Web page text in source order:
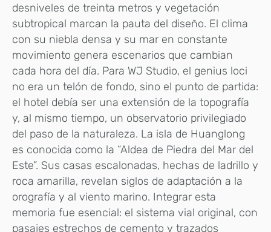
desniveles de treinta metros y vegetación
subtropical marcan la pauta del diseño. El clima
con su niebla densa y su mar en constante
movimiento genera escenarios que cambian
cada hora del día. Para WJ Studio, el genius loci
no era un telón de fondo, sino el punto de partida:
el hotel debía ser una extensión de la topografía
y, al mismo tiempo, un observatorio privilegiado
del paso de la naturaleza. La isla de Huanglong
es conocida como la “Aldea de Piedra del Mar del
Este”. Sus casas escalonadas, hechas de ladrillo y
roca amarilla, revelan siglos de adaptación a la
orografía y al viento marino. Integrar esta
memoria fue esencial: el sistema vial original, con
pasajes estrechos de cemento y trazados